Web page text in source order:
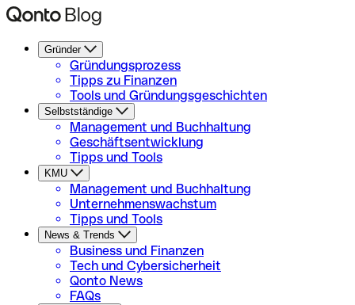
Gründer
Gründungsprozess
Tipps zu Finanzen
Tools und Gründungsgeschichten
Selbstständige
Management und Buchhaltung
Geschäftsentwicklung
Tipps und Tools
KMU
Management und Buchhaltung
Unternehmenswachstum
Tipps und Tools
News & Trends
Business und Finanzen
Tech und Cybersicherheit
Qonto News
FAQs